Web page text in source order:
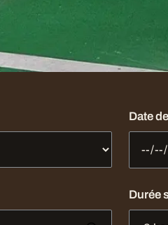
Date
Durée